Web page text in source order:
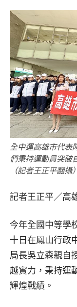
全中運高雄市代表
們秉持運動員突破
（記者王正平翻攝）
記者王正平／高
今年全國中等學
十日在鳳山行政
局長吳立森親自
越實力，秉持運
輝煌戰績。